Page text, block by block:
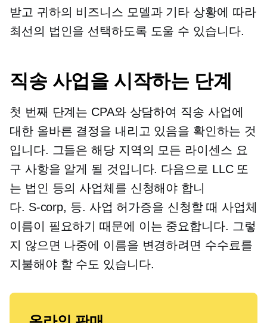
받고 귀하의 비즈니스 모델과 기타 상황에 따라
최선의 법인을 선택하도록 도울 수 있습니다.
직송 사업을 시작하는 단계
첫 번째 단계는 CPA와 상담하여 직송 사업에
대한 올바른 결정을 내리고 있음을 확인하는 것
입니다. 그들은 해당 지역의 모든 라이센스 요
구 사항을 알게 될 것입니다. 다음으로 LLC 또
는 법인 등의 사업체를 신청해야 합니
다. S-corp, 등. 사업 허가증을 신청할 때 사업체
이름이 필요하기 때문에 이는 중요합니다. 그렇
지 않으면 나중에 이름을 변경하려면 수수료를
지불해야 할 수도 있습니다.